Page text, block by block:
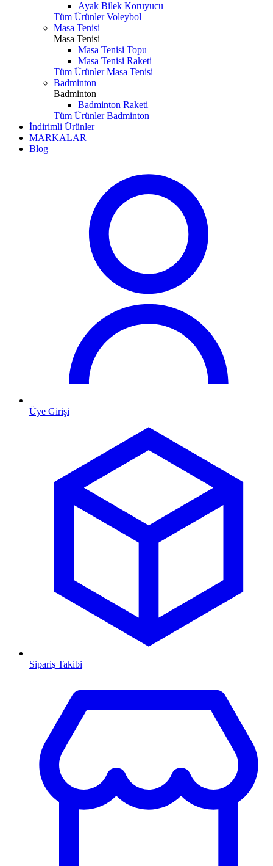
Ayak Bilek Koruyucu
Tüm Ürünler Voleybol
Masa Tenisi
Masa Tenisi
Masa Tenisi Topu
Masa Tenisi Raketi
Tüm Ürünler Masa Tenisi
Badminton
Badminton
Badminton Raketi
Tüm Ürünler Badminton
İndirimli Ürünler
MARKALAR
Blog
Üye Girişi
Sipariş Takibi